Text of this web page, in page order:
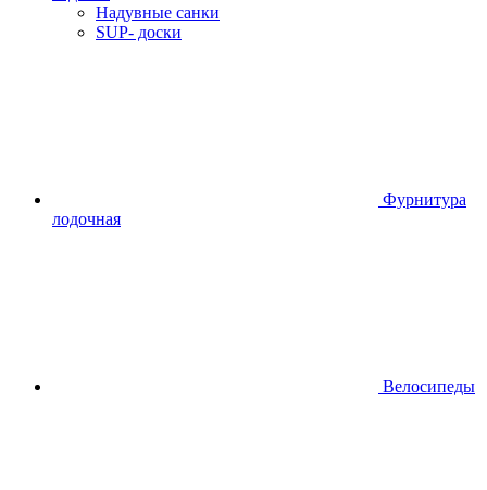
Надувные санки
SUP- доски
Фурнитура
лодочная
Велосипеды